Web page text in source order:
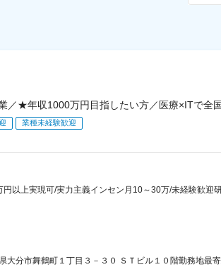
／★年収1000万円目指したい方／医療×ITで全
業種未経験歓迎
以上実現可/実力主義インセン月10～30万/未経験歓迎
大分市舞鶴町１丁目３－３０ ＳＴビル１０階勤務地最